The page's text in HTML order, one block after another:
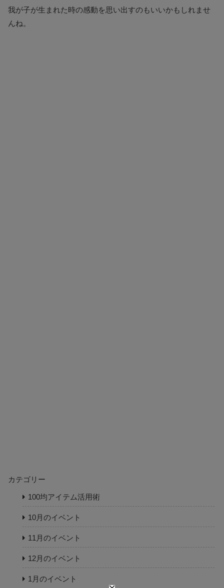
我が子が生まれた時の感動を思い出すのもいいかもしれませ
んね。
カテゴリー
100均アイテム活用術
10月のイベント
11月のイベント
12月のイベント
1月のイベント